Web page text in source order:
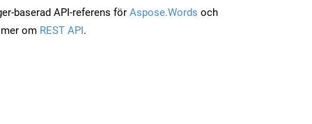
baserad API-referens för Aspose.Words och
om REST API.